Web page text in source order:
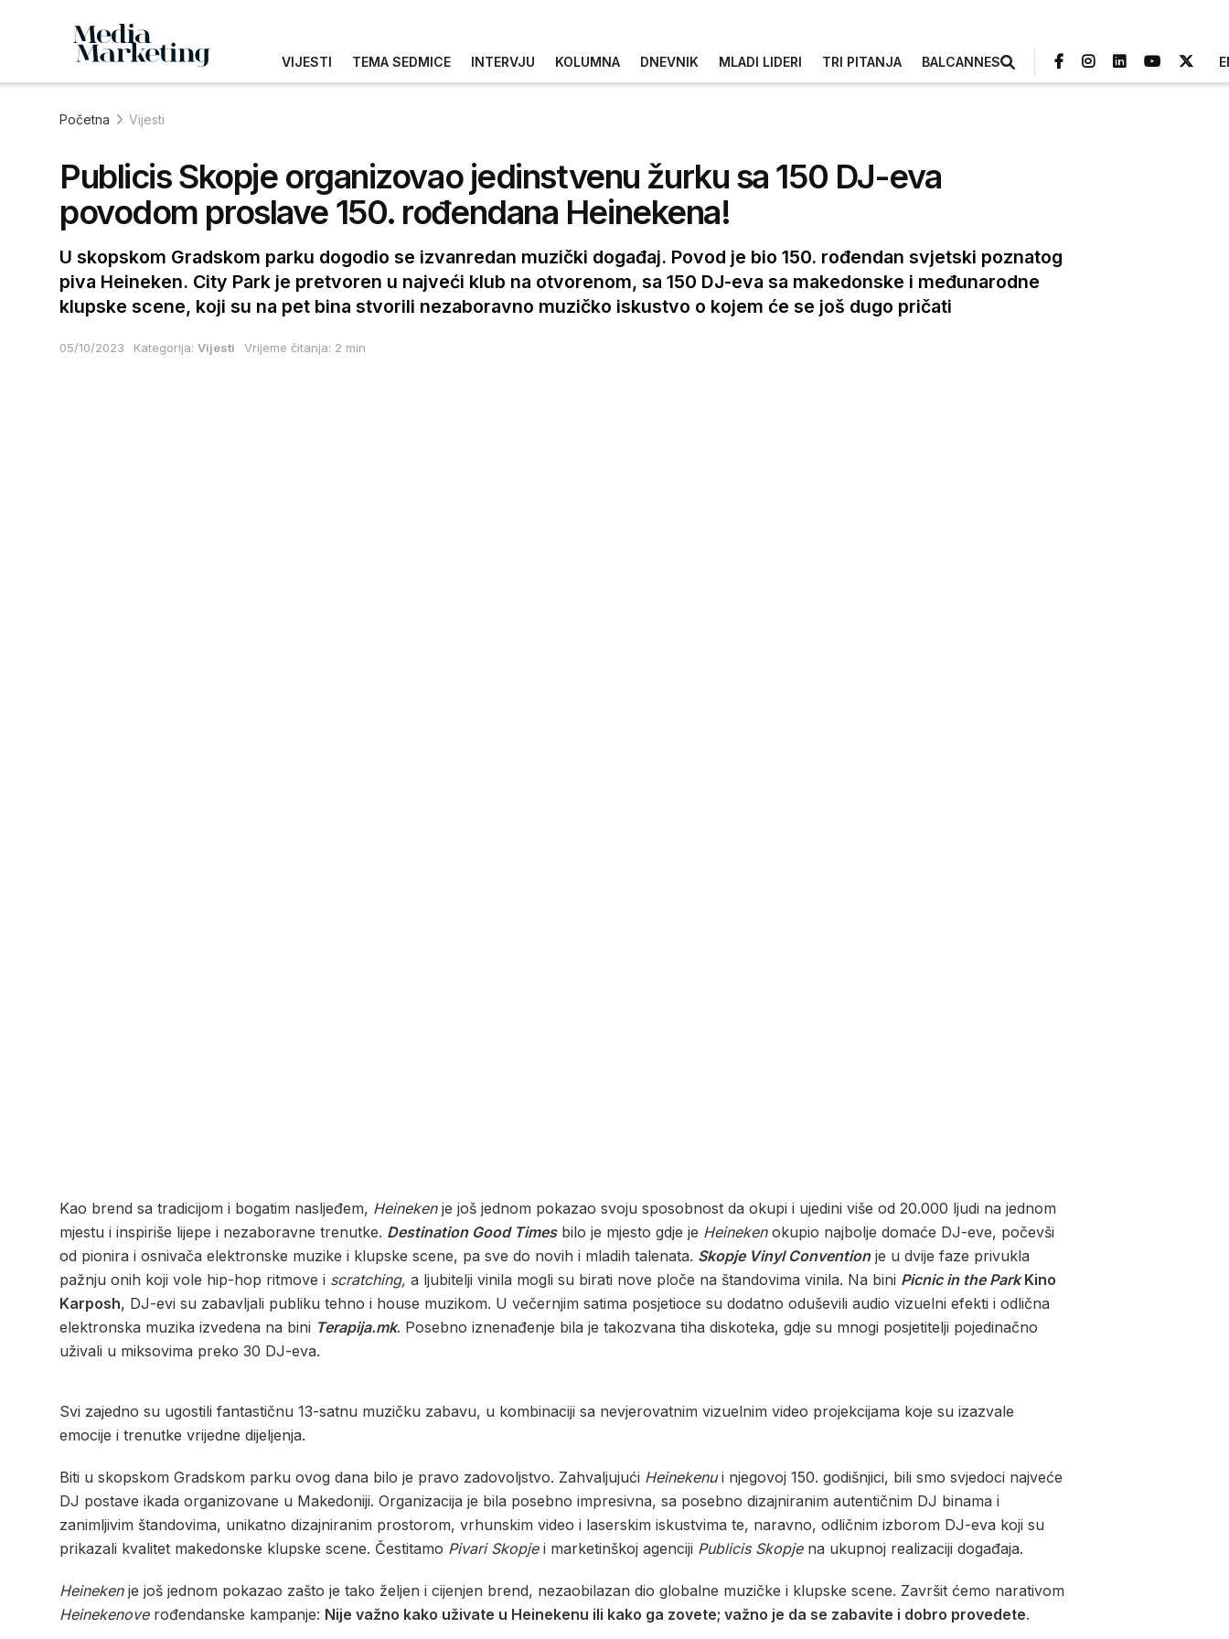
VIJESTI TEMA SEDMICE INTERVJU KOLUMNA DNEVNIK MLADI LIDERI TRI PITANJA BALCANNES
Početna Vijesti
Publicis Skopje organizovao jedinstvenu žurku sa 150 DJ-eva
povodom proslave 150. rođendana Heinekena!
U skopskom Gradskom parku dogodio se izvanredan muzički događaj. Povod je bio 150. rođendan svjetski poznatog
piva Heineken. City Park je pretvoren u najveći klub na otvorenom, sa 150 DJ-eva sa makedonske i međunarodne
klupske scene, koji su na pet bina stvorili nezaboravno muzičko iskustvo o kojem će se još dugo pričati
05/10/2023 Kategorija: Vijesti Vrijeme čitanja: 2 min
Kao brend sa tradicijom i bogatim nasljeđem, Heineken je još jednom pokazao svoju sposobnost da okupi i ujedini više od 20.000 ljudi na jednom
mjestu i inspiriše lijepe i nezaboravne trenutke. Destination Good Timesbilo je mjesto gdje je Heinekenokupio najbolje domaće DJ-eve, počevši
od pionira i osnivača elektronske muzike i klupske scene, pa sve do novih i mladih talenata. Skopje Vinyl Conventionje u dvije faze privukla
pažnju onih koji vole hip-hop ritmove i scratching, a ljubitelji vinila mogli su birati nove ploče na štandovima vinila. Na bini Picnic in the ParkKino
Karposh, DJ-evi su zabavljali publiku tehno i house muzikom. U večernjim satima posjetioce su dodatno oduševili audio vizuelni efekti i odlična
elektronska muzika izvedena na bini Terapija.mk. Posebno iznenađenje bila je takozvana tiha diskoteka, gdje su mnogi posjetitelji pojedinačno
uživali u miksovima preko 30 DJ-eva.
Svi zajedno su ugostili fantastičnu 13-satnu muzičku zabavu, u kombinaciji sa nevjerovatnim vizuelnim video projekcijama koje su izazvale
emocije i trenutke vrijedne dijeljenja.
Biti u skopskom Gradskom parku ovog dana bilo je pravo zadovoljstvo. Zahvaljujući Heinekenui njegovoj 150. godišnjici, bili smo svjedoci najveće
DJ postave ikada organizovane u Makedoniji. Organizacija je bila posebno impresivna, sa posebno dizajniranim autentičnim DJ binama i
zanimljivim štandovima, unikatno dizajniranim prostorom, vrhunskim video i laserskim iskustvima te, naravno, odličnim izborom DJ-eva koji su
prikazali kvalitet makedonske klupske scene. Čestitamo Pivari Skopjei marketinškoj agenciji Publicis Skopjena ukupnoj realizaciji događaja.
Heinekenje još jednom pokazao zašto je tako željen i cijenjen brend, nezaobilazan dio globalne muzičke i klupske scene. Završit ćemo narativom
Heinekenove rođendanske kampanje: Nije važno kako uživate u Heinekenu ili kako ga zovete; važno je da se zabavite i dobro provedete.